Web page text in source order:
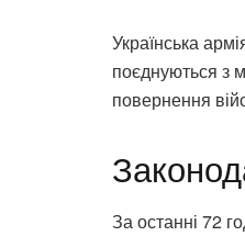
Українська
поєднуються з
повернення
За останні 72